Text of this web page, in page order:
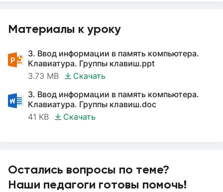
Материалы к уроку
3. Ввод информации в память компьютера.
Клавиатура. Группы клавиш.ppt
3.73 MB
Скачать
3. Ввод информации в память компьютера.
Клавиатура. Группы клавиш.doc
41 KB
Скачать
Остались вопросы по теме?
Наши педагоги готовы помочь!